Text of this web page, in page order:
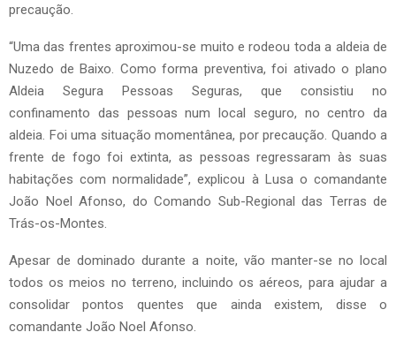
precaução.
“Uma das frentes aproximou-se muito e rodeou toda a aldeia de
Nuzedo de Baixo. Como forma preventiva, foi ativado o plano
Aldeia Segura Pessoas Seguras, que consistiu no
confinamento das pessoas num local seguro, no centro da
aldeia. Foi uma situação momentânea, por precaução. Quando a
frente de fogo foi extinta, as pessoas regressaram às suas
habitações com normalidade”, explicou à Lusa o comandante
João Noel Afonso, do Comando Sub-Regional das Terras de
Trás-os-Montes.
Apesar de dominado durante a noite, vão manter-se no local
todos os meios no terreno, incluindo os aéreos, para ajudar a
consolidar pontos quentes que ainda existem, disse o
comandante João Noel Afonso.